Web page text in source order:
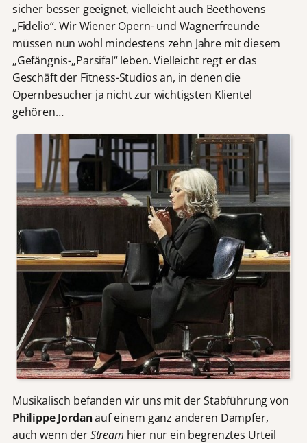
sicher besser geeignet, vielleicht auch Beethovens
„Fidelio“. Wir Wiener Opern- und Wagnerfreunde
müssen nun wohl mindestens zehn Jahre mit diesem
„Gefängnis-„Parsifal“ leben. Vielleicht regt er das
Geschäft der Fitness-Studios an, in denen die
Opernbesucher ja nicht zur wichtigsten Klientel
gehören…
Musikalisch befanden wir uns mit der Stabführung von
Philippe Jordanauf einem ganz anderen Dampfer,
auch wenn derStream hier nur ein begrenztes Urteil